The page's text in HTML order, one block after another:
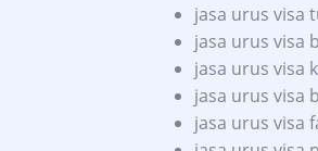
jasa urus visa
jasa urus visa
jasa urus visa
jasa urus visa
jasa urus visa